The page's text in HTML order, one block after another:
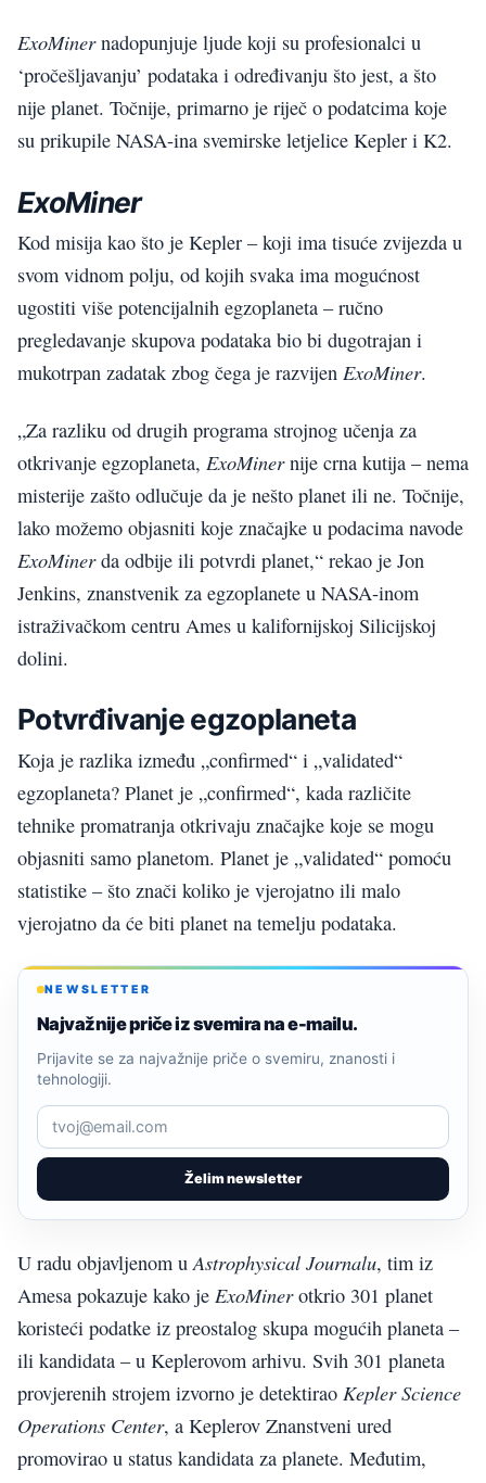
ExoMinernadopunjuje ljude koji su profesionalci u
‘pročešljavanju’ podataka i određivanju što jest, a što
nije planet. Točnije, primarno je riječ o podatcima koje
su prikupile NASA-ina svemirske letjelice Kepler i K2.
ExoMiner
Kod misija kao što je Kepler – koji ima tisuće zvijezda u
svom vidnom polju, od kojih svaka ima mogućnost
ugostiti više potencijalnih egzoplaneta – ručno
pregledavanje skupova podataka bio bi dugotrajan i
mukotrpan zadatak zbog čega je razvijen ExoMiner.
„Za razliku od drugih programa strojnog učenja za
otkrivanje egzoplaneta, ExoMinernije crna kutija – nema
misterije zašto odlučuje da je nešto planet ili ne. Točnije,
lako možemo objasniti koje značajke u podacima navode
ExoMinerda odbije ili potvrdi planet,“ rekao je Jon
Jenkins, znanstvenik za egzoplanete u NASA-inom
istraživačkom centru Ames u kalifornijskoj Silicijskoj
dolini.
Potvrđivanje egzoplaneta
Koja je razlika između „confirmed“ i „validated“
egzoplaneta? Planet je „confirmed“, kada različite
tehnike promatranja otkrivaju značajke koje se mogu
objasniti samo planetom. Planet je „validated“ pomoću
statistike – što znači koliko je vjerojatno ili malo
vjerojatno da će biti planet na temelju podataka.
NEWSLETTER
Najvažnije priče iz svemira na e-mailu.
Želim newsletter
Prijavite se za najvažnije priče o svemiru, znanosti i
tehnologiji.
U radu objavljenom u Astrophysical Journalu, tim iz
Amesa pokazuje kako je ExoMinerotkrio 301 planet
koristeći podatke iz preostalog skupa mogućih planeta –
ili kandidata – u Keplerovom arhivu. Svih 301 planeta
provjerenih strojem izvorno je detektirao Kepler Science
Operations Center, a Keplerov Znanstveni ured
promovirao u status kandidata za planete. Međutim,